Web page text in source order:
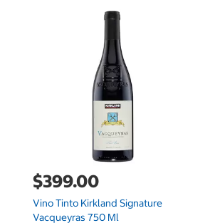
$399.00
Vino Tinto Kirkland Signature
Vacqueyras 750 Ml